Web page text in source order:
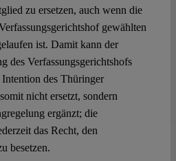
zu ersetzen, auch wenn die
gewählten
ist. Damit kann der
des Verfassungsgerichtshofs
des Thüringer
nicht ersetzt, sondern
ergänzt; die
das Recht, den
besetzen.